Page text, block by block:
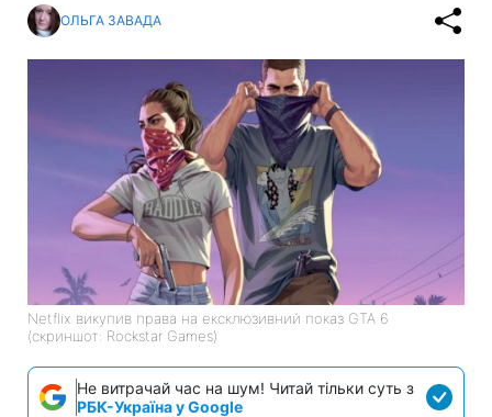
ОЛЬГА ЗАВАДА
Netflix викупив права на ексклюзивний показ GTA 6
(скриншот: Rockstar Games)
Не витрачай час на шум! Читай тільки суть з
РБК-Україна у Google